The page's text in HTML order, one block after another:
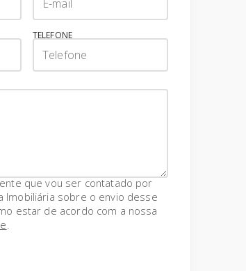
TELEFONE
que vou ser contatado por
Imobiliária sobre o envio desse
estar de acordo com a nossa